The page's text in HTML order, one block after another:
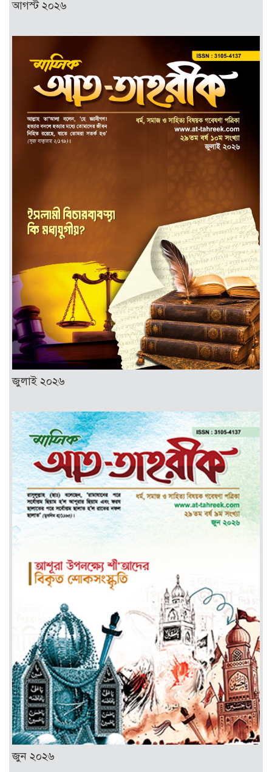
আগস্ট ২০২৬
জুলাই ২০২৬
জুন ২০২৬